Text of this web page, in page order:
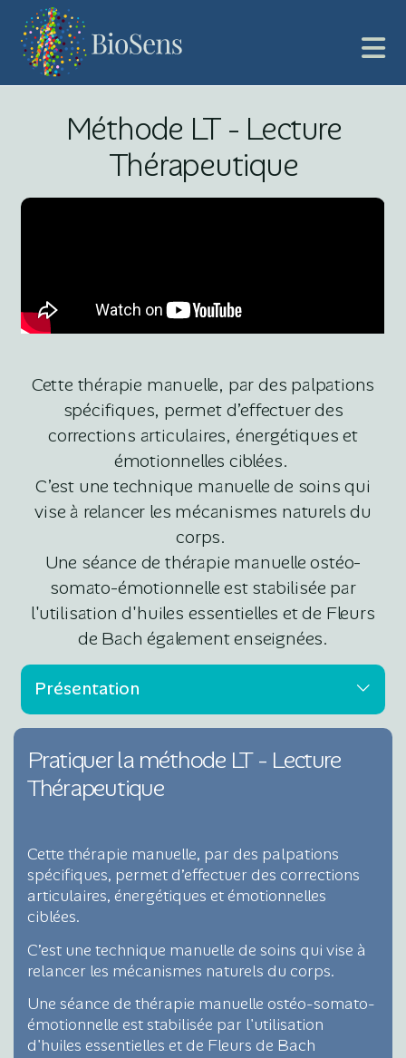
Méthode LT - Lecture
Thérapeutique
Cette thérapie manuelle, par des palpations
spécifiques, permet d’effectuer des
corrections articulaires, énergétiques et
émotionnelles ciblées.
C’est une technique manuelle de soins qui
vise à relancer les mécanismes naturels du
corps.
Une séance de thérapie manuelle ostéo-
somato-émotionnelle est stabilisée par
l'utilisation d'huiles essentielles et de Fleurs
de Bach également enseignées.
Présentation
Pratiquer la méthode LT - Lecture
Thérapeutique
Cette thérapie manuelle, par des palpations
spécifiques, permet d’effectuer des corrections
articulaires, énergétiques et émotionnelles
ciblées.
C’est une technique manuelle de soins qui vise à
relancer les mécanismes naturels du corps.
Une séance de thérapie manuelle ostéo-somato-
émotionnelle est stabilisée par l'utilisation
d'huiles essentielles et de Fleurs de Bach